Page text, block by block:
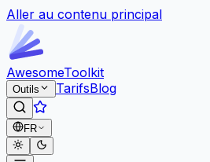
Aller au contenu principal
AwesomeToolkit
Outils TarifsBlog
FR